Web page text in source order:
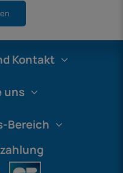
Kontakt
uns
Bereich